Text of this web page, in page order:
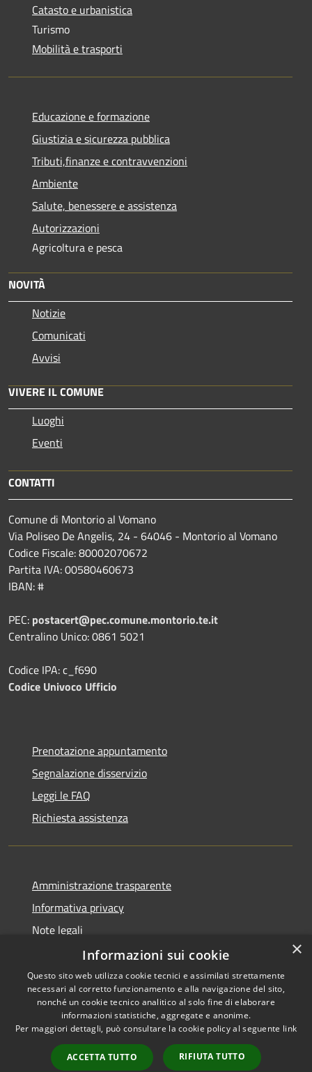
Catasto e urbanistica
Turismo
Mobilità e trasporti
Educazione e formazione
Giustizia e sicurezza pubblica
Tributi,finanze e contravvenzioni
Ambiente
Salute, benessere e assistenza
Autorizzazioni
Agricoltura e pesca
NOVITÀ
Notizie
Comunicati
Avvisi
VIVERE IL COMUNE
Luoghi
Eventi
CONTATTI
Comune di Montorio al Vomano
Via Poliseo De Angelis, 24 - 64046 - Montorio al Vomano
Codice Fiscale: 80002070672
Partita IVA: 00580460673
IBAN: #
PEC: postacert@pec.comune.montorio.te.it
Centralino Unico: 0861 5021
Codice IPA: c_f690
Codice Univoco Ufficio
Prenotazione appuntamento
Segnalazione disservizio
Leggi le FAQ
Richiesta assistenza
Amministrazione trasparente
Informativa privacy
Note legali
Dichiarazione di accessibilità
RSS
Accessibilità
Copyright © 2026 • Comune di
byMunicipium
Accesso
×
Informazioni sui cookie
Questo sito web utilizza cookie tecnici e assimilati strettamente
necessari al corretto funzionamento e alla navigazione del sito,
nonché un cookie tecnico analitico al solo fine di elaborare
informazioni statistiche, aggregate e anonime.
Per maggiori dettagli, può consultare la cookie policy al seguente link
ACCETTA TUTTO RIFIUTA TUTTO